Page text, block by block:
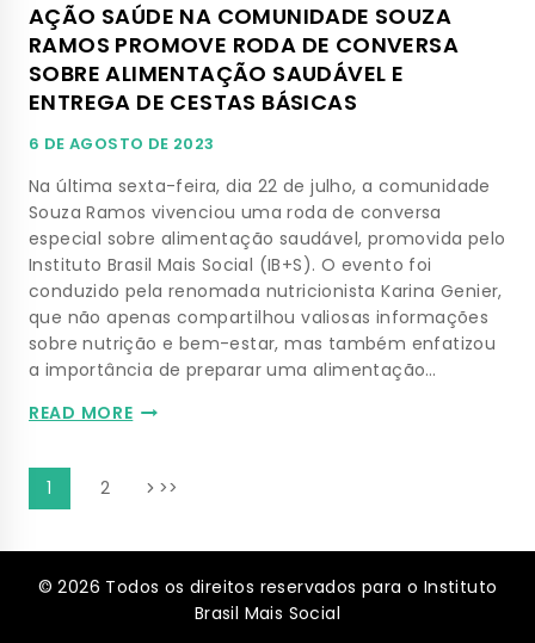
AÇÃO SAÚDE NA COMUNIDADE SOUZA
RAMOS PROMOVE RODA DE CONVERSA
SOBRE ALIMENTAÇÃO SAUDÁVEL E
ENTREGA DE CESTAS BÁSICAS
6 DE AGOSTO DE 2023
Na última sexta-feira, dia 22 de julho, a comunidade
Souza Ramos vivenciou uma roda de conversa
especial sobre alimentação saudável, promovida pelo
Instituto Brasil Mais Social (IB+S). O evento foi
conduzido pela renomada nutricionista Karina Genier,
que não apenas compartilhou valiosas informações
sobre nutrição e bem-estar, mas também enfatizou
a importância de preparar uma alimentação…
READ MORE
1 2
© 2026 Todos os direitos reservados para o Instituto
Brasil Mais Social